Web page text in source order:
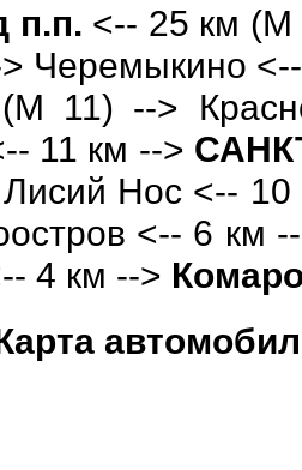
п.п. <-- 25 км
Черемыкино
11) -->
11 км -->
Нос <--
<-- 6 км
4 км -->